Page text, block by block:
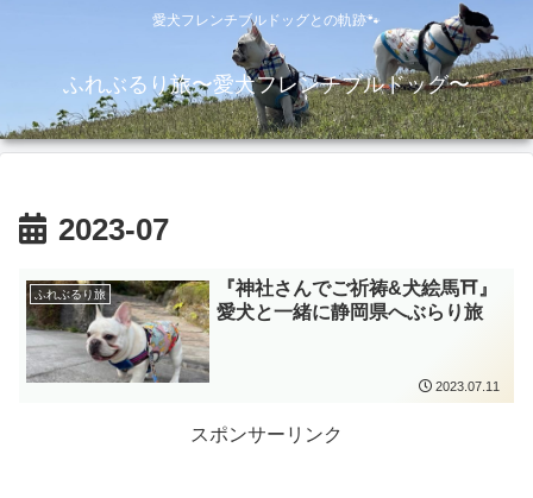
愛犬フレンチブルドッグとの軌跡🐾
ふれぶるり旅〜愛犬フレンチブルドッグ〜
2023-07
ふれぶるり旅
『神社さんでご祈祷&犬絵馬⛩』
愛犬と一緒に静岡県へぶらり旅
2023.07.11
スポンサーリンク